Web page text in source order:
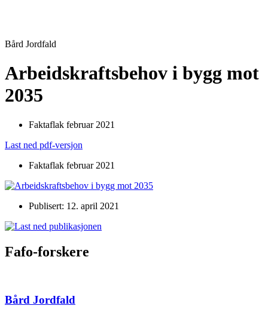
Bård Jordfald
Arbeidskraftsbehov i bygg mot
2035
Faktaflak februar 2021
Last ned pdf-versjon
Faktaflak februar 2021
Publisert: 12. april 2021
Fafo-forskere
Bård Jordfald